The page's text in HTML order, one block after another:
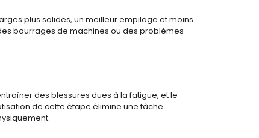
plus solides, un meilleur empilage et moins
bourrages de machines ou des problèmes
des blessures dues à la fatigue, et le
de cette étape élimine une tâche